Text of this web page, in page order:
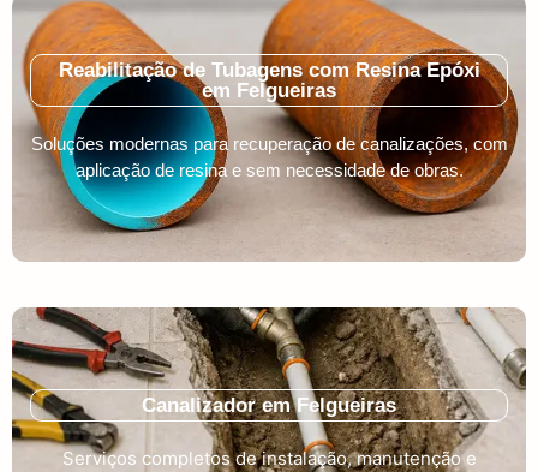
Reabilitação de Tubagens com Resina Epóxi
em Felgueiras
Soluções modernas para recuperação de canalizações, com
aplicação de resina e sem necessidade de obras.
Canalizador em Felgueiras
Serviços completos de instalação, manutenção e